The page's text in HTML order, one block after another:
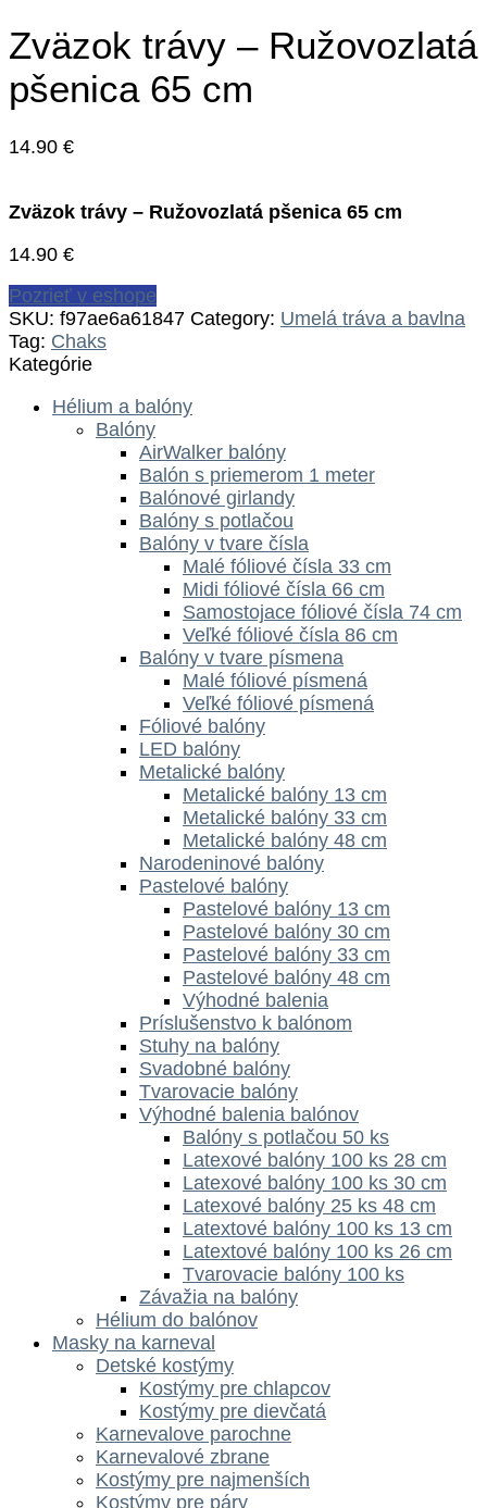
Zväzok trávy – Ružovozlatá
pšenica 65 cm
14.90 €
Zväzok trávy – Ružovozlatá pšenica 65 cm
14.90 €
Pozrieť v eshope
SKU: f97ae6a61847 Category: Umelá tráva a bavlna
Tag: Chaks
Kategórie
Hélium a balóny
Balóny
AirWalker balóny
Balón s priemerom 1 meter
Balónové girlandy
Balóny s potlačou
Balóny v tvare čísla
Malé fóliové čísla 33 cm
Midi fóliové čísla 66 cm
Samostojace fóliové čísla 74 cm
Veľké fóliové čísla 86 cm
Balóny v tvare písmena
Malé fóliové písmená
Veľké fóliové písmená
Fóliové balóny
LED balóny
Metalické balóny
Metalické balóny 13 cm
Metalické balóny 33 cm
Metalické balóny 48 cm
Narodeninové balóny
Pastelové balóny
Pastelové balóny 13 cm
Pastelové balóny 30 cm
Pastelové balóny 33 cm
Pastelové balóny 48 cm
Výhodné balenia
Príslušenstvo k balónom
Stuhy na balóny
Svadobné balóny
Tvarovacie balóny
Výhodné balenia balónov
Balóny s potlačou 50 ks
Latexové balóny 100 ks 28 cm
Latexové balóny 100 ks 30 cm
Latexové balóny 25 ks 48 cm
Latextové balóny 100 ks 13 cm
Latextové balóny 100 ks 26 cm
Tvarovacie balóny 100 ks
Závažia na balóny
Hélium do balónov
Masky na karneval
Detské kostýmy
Kostýmy pre chlapcov
Kostýmy pre dievčatá
Karnevalove parochne
Karnevalové zbrane
Kostýmy pre najmenších
Kostýmy pre páry